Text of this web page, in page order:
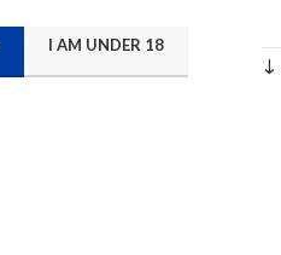
I AM UNDER 18